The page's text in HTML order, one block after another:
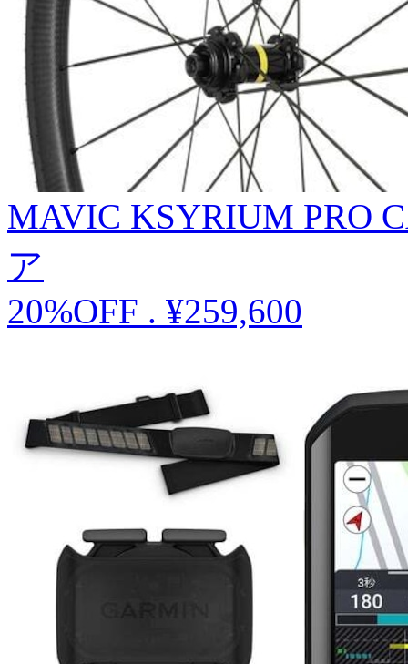
MAVIC KSYRIUM PRO
ア
20%OFF . ¥259,600